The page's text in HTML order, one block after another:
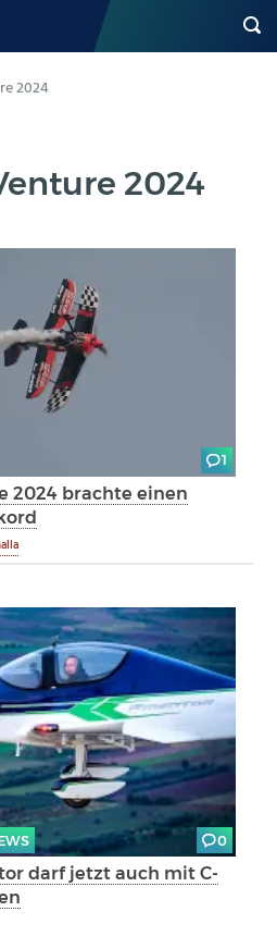
2024
2024
1
2024 brachte einen
0
darf jetzt auch mit C-